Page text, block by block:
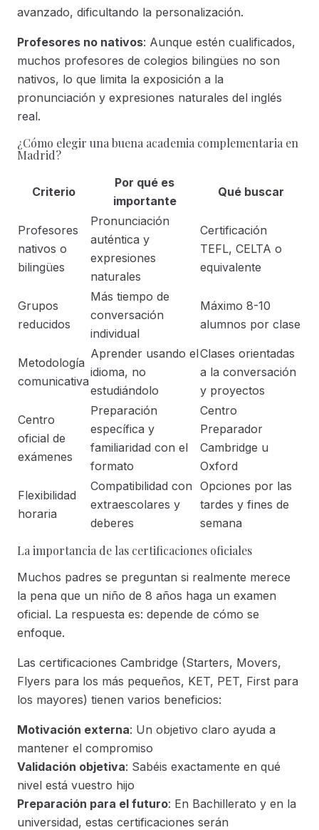
avanzado, dificultando la personalización.
Profesores no nativos: Aunque estén cualificados,
muchos profesores de colegios bilingües no son
nativos, lo que limita la exposición a la
pronunciación y expresiones naturales del inglés
real.
¿Cómo elegir una buena academia complementaria en
Madrid?
Criterio
Por qué es
importante
Qué buscar
Profesores
nativos o
bilingües
Pronunciación
auténtica y
expresiones
naturales
Certificación
TEFL, CELTA o
equivalente
Grupos
reducidos
Más tiempo de
conversación
individual
Máximo 8-10
alumnos por clase
Metodología
comunicativa
Aprender usando el
idioma, no
estudiándolo
Clases orientadas
a la conversación
y proyectos
Centro
oficial de
exámenes
Preparación
específica y
familiaridad con el
formato
Centro
Preparador
Cambridge u
Oxford
Flexibilidad
horaria
Compatibilidad con
extraescolares y
deberes
Opciones por las
tardes y fines de
semana
La importancia de las certificaciones oficiales
Muchos padres se preguntan si realmente merece
la pena que un niño de 8 años haga un examen
oficial. La respuesta es: depende de cómo se
enfoque.
Las certificaciones Cambridge (Starters, Movers,
Flyers para los más pequeños, KET, PET, First para
los mayores) tienen varios beneficios:
Motivación externa: Un objetivo claro ayuda a
mantener el compromiso
Validación objetiva: Sabéis exactamente en qué
nivel está vuestro hijo
Preparación para el futuro: En Bachillerato y en la
universidad, estas certificaciones serán